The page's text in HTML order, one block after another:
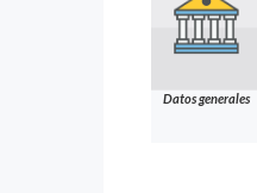
Datos generales